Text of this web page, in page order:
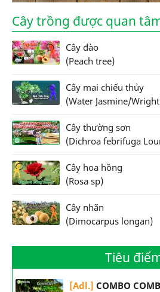
Cây trồng được quan
Cây đào
(Peach tree)
Cây mai chiếu thủy
(Water Jasmine/
Cây thường sơn
(Dichroa febrifuga
Cây hoa hồng
(Rosa sp)
Cây nhãn
(Dimocarpus longan)
Tiêu
[Adl.] COMBO